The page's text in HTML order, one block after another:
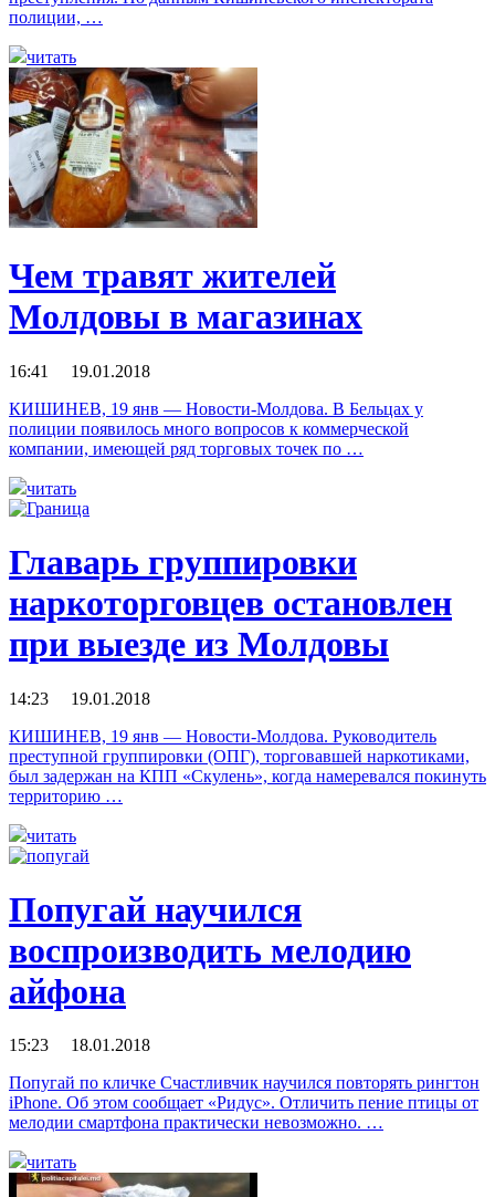
полиции, …
читать
Чем травят жителей
Молдовы в магазинах
16:41 19.01.2018
КИШИНЕВ, 19 янв — Новости-Молдова. В Бельцах у
полиции появилось много вопросов к коммерческой
компании, имеющей ряд торговых точек по …
читать
Главарь группировки
наркоторговцев остановлен
при выезде из Молдовы
14:23 19.01.2018
КИШИНЕВ, 19 янв — Новости-Молдова. Руководитель
преступной группировки (ОПГ), торговавшей наркотиками,
был задержан на КПП «Скулень», когда намеревался покинуть
территорию …
читать
Попугай научился
воспроизводить мелодию
айфона
15:23 18.01.2018
Попугай по кличке Счастливчик научился повторять рингтон
iPhone. Об этом сообщает «Ридус». Отличить пение птицы от
мелодии смартфона практически невозможно. …
читать